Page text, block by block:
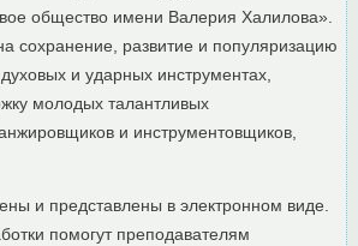
общество имени Валерия Халилова».
сохранение, развитие и популяризацию
и ударных инструментах,
молодых талантливых
и инструментовщиков,
и представлены в электронном виде.
помогут преподавателям